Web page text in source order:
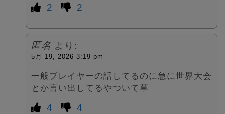
2 2
匿名 より:
5月 19, 2026 3:19 pm
一般プレイヤーの話してるのに急に世界大会
とか言い出してるやついて草
4 4